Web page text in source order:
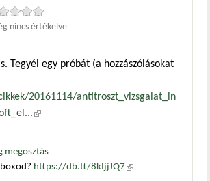
nincs értékelve
Tegyél egy próbát (a hozzászólásokat
20161114/antitroszt_vizsgalat_in
(külső hivatkozás)
megosztás
https://db.tt/8kIjjJQ7 (külső